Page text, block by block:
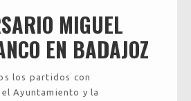
MIGUEL
EN BADAJOZ
los partidos con
Ayuntamiento y la